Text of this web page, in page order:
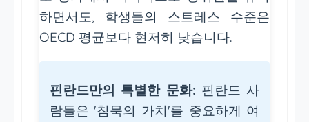
하면서도, 학생들의 스트레스 수준은
OECD 평균보다 현저히 낮습니다.
핀란드만의 특별한 문화: 핀란드 사
람들은 '침묵의 가치'를 중요하게 여